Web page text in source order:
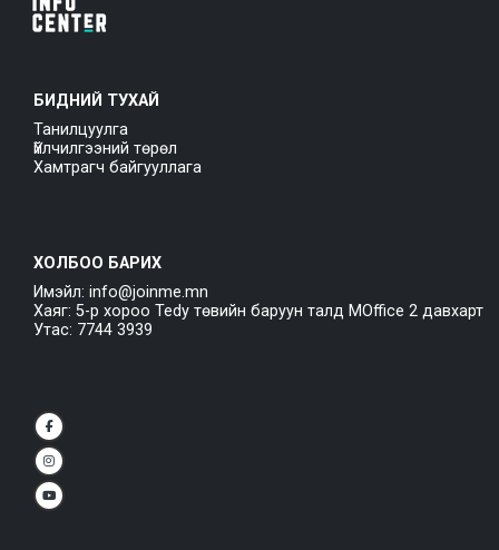
БИДНИЙ ТУХАЙ
Танилцуулга
Үйлчилгээний төрөл
Хамтрагч байгууллага
ХОЛБОО БАРИХ
Имэйл: info@joinme.mn
Хаяг: 5-р хороо Tedy төвийн баруун талд MOffice 2 давхарт
Утас: 7744 3939